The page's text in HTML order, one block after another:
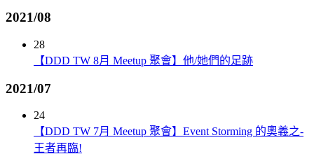
2021/08
28
【DDD TW 8月 Meetup 聚會】他/她們的足跡
2021/07
24
【DDD TW 7月 Meetup 聚會】Event Storming 的奧義之-
王者再臨!